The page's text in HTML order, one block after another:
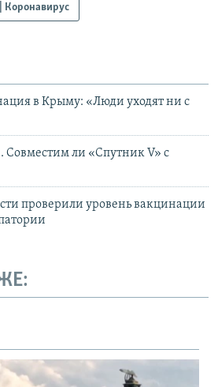
Коронавирус
в Крыму: «Люди уходят ни с
ли «Спутник V» с
проверили уровень вакцинации